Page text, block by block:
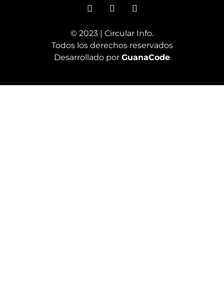
© 2023 | Circular Info.
Todos los derechos reservados
Desarrollado por GuanaCode